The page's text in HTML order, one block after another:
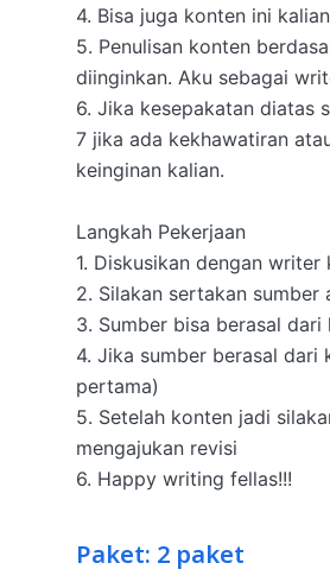
4. Bisa juga konten ini
5. Penulisan konten
diinginkan. Aku sebagai
6. Jika kesepakatan diatas
7 jika ada kekhawatiran
keinginan kalian.
Langkah Pekerjaan
1. Diskusikan dengan
2. Silakan sertakan
3. Sumber bisa berasal dari
4. Jika sumber berasal dari
pertama)
5. Setelah konten jadi
mengajukan revisi
6. Happy writing fellas!!!
Paket: 2 paket